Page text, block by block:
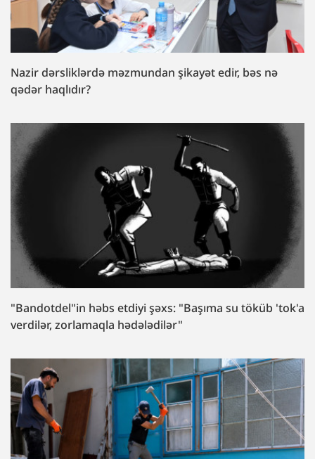
Nazir dərsliklərdə məzmundan şikayət edir, bəs nə
qədər haqlıdır?
"Bandotdel"in həbs etdiyi şəxs: "Başıma su töküb 'tok'a
verdilər, zorlamaqla hədələdilər"